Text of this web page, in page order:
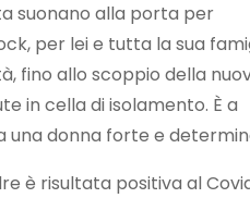
suonano alla porta per
per lei e tutta la sua
fino allo scoppio della
in cella di isolamento. È a
una donna forte e
è risultata positiva al